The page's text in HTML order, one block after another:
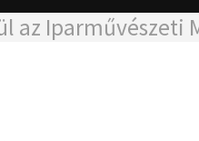
az Iparművészeti